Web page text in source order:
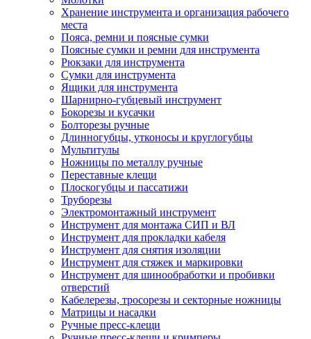
Хранение инструмента и организация рабочего
места
Пояса, ремни и поясные сумки
Поясные сумки и ремни для инструмента
Рюкзаки для инструмента
Сумки для инструмента
Ящики для инструмента
Шарнирно-губцевый инструмент
Бокорезы и кусачки
Болторезы ручные
Длинногубцы, утконосы и круглогубцы
Мультитулы
Ножницы по металлу ручные
Переставные клещи
Плоскогубцы и пассатижи
Труборезы
Электромонтажный инструмент
Инструмент для монтажа СИП и ВЛ
Инструмент для прокладки кабеля
Инструмент для снятия изоляции
Инструмент для стяжек и маркировки
Инструмент для шинообработки и пробивки
отверстий
Кабелерезы, тросорезы и секторные ножницы
Матрицы и насадки
Ручные пресс-клещи